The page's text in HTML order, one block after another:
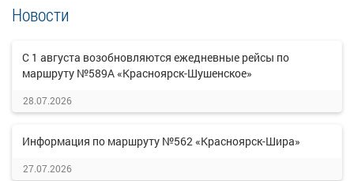
Новости
С 1 августа возобновляются ежедневные рейсы по
маршруту №589А «Красноярск-Шушенское»
28.07.2026
Информация по маршруту №562 «Красноярск-Шира»
27.07.2026